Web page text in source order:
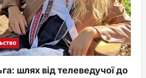
шлях від телеведучої до